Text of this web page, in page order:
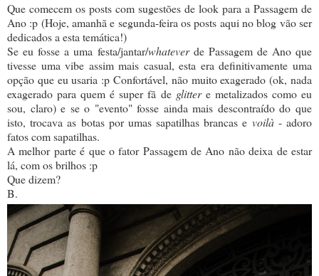
Que comecem os posts com sugestões de look para a Passagem de
Ano :p (Hoje, amanhã e segunda-feira os posts aqui no blog vão ser
dedicados a esta temática!)
Se eu fosse a uma festa/jantar/whateverde Passagem de Ano que
tivesse uma vibe assim mais casual, esta era definitivamente uma
opção que eu usaria :p Confortável, não muito exagerado (ok, nada
exagerado para quem é super fã de glittere metalizados como eu
sou, claro) e se o "evento" fosse ainda mais descontraído do que
isto, trocava as botas por umas sapatilhas brancas e voilà- adoro
fatos com sapatilhas.
A melhor parte é que o fator Passagem de Ano não deixa de estar
lá, com os brilhos :p
Que dizem?
B.